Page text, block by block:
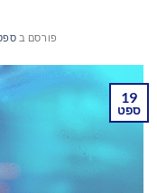
פורסם ב
19
ספט